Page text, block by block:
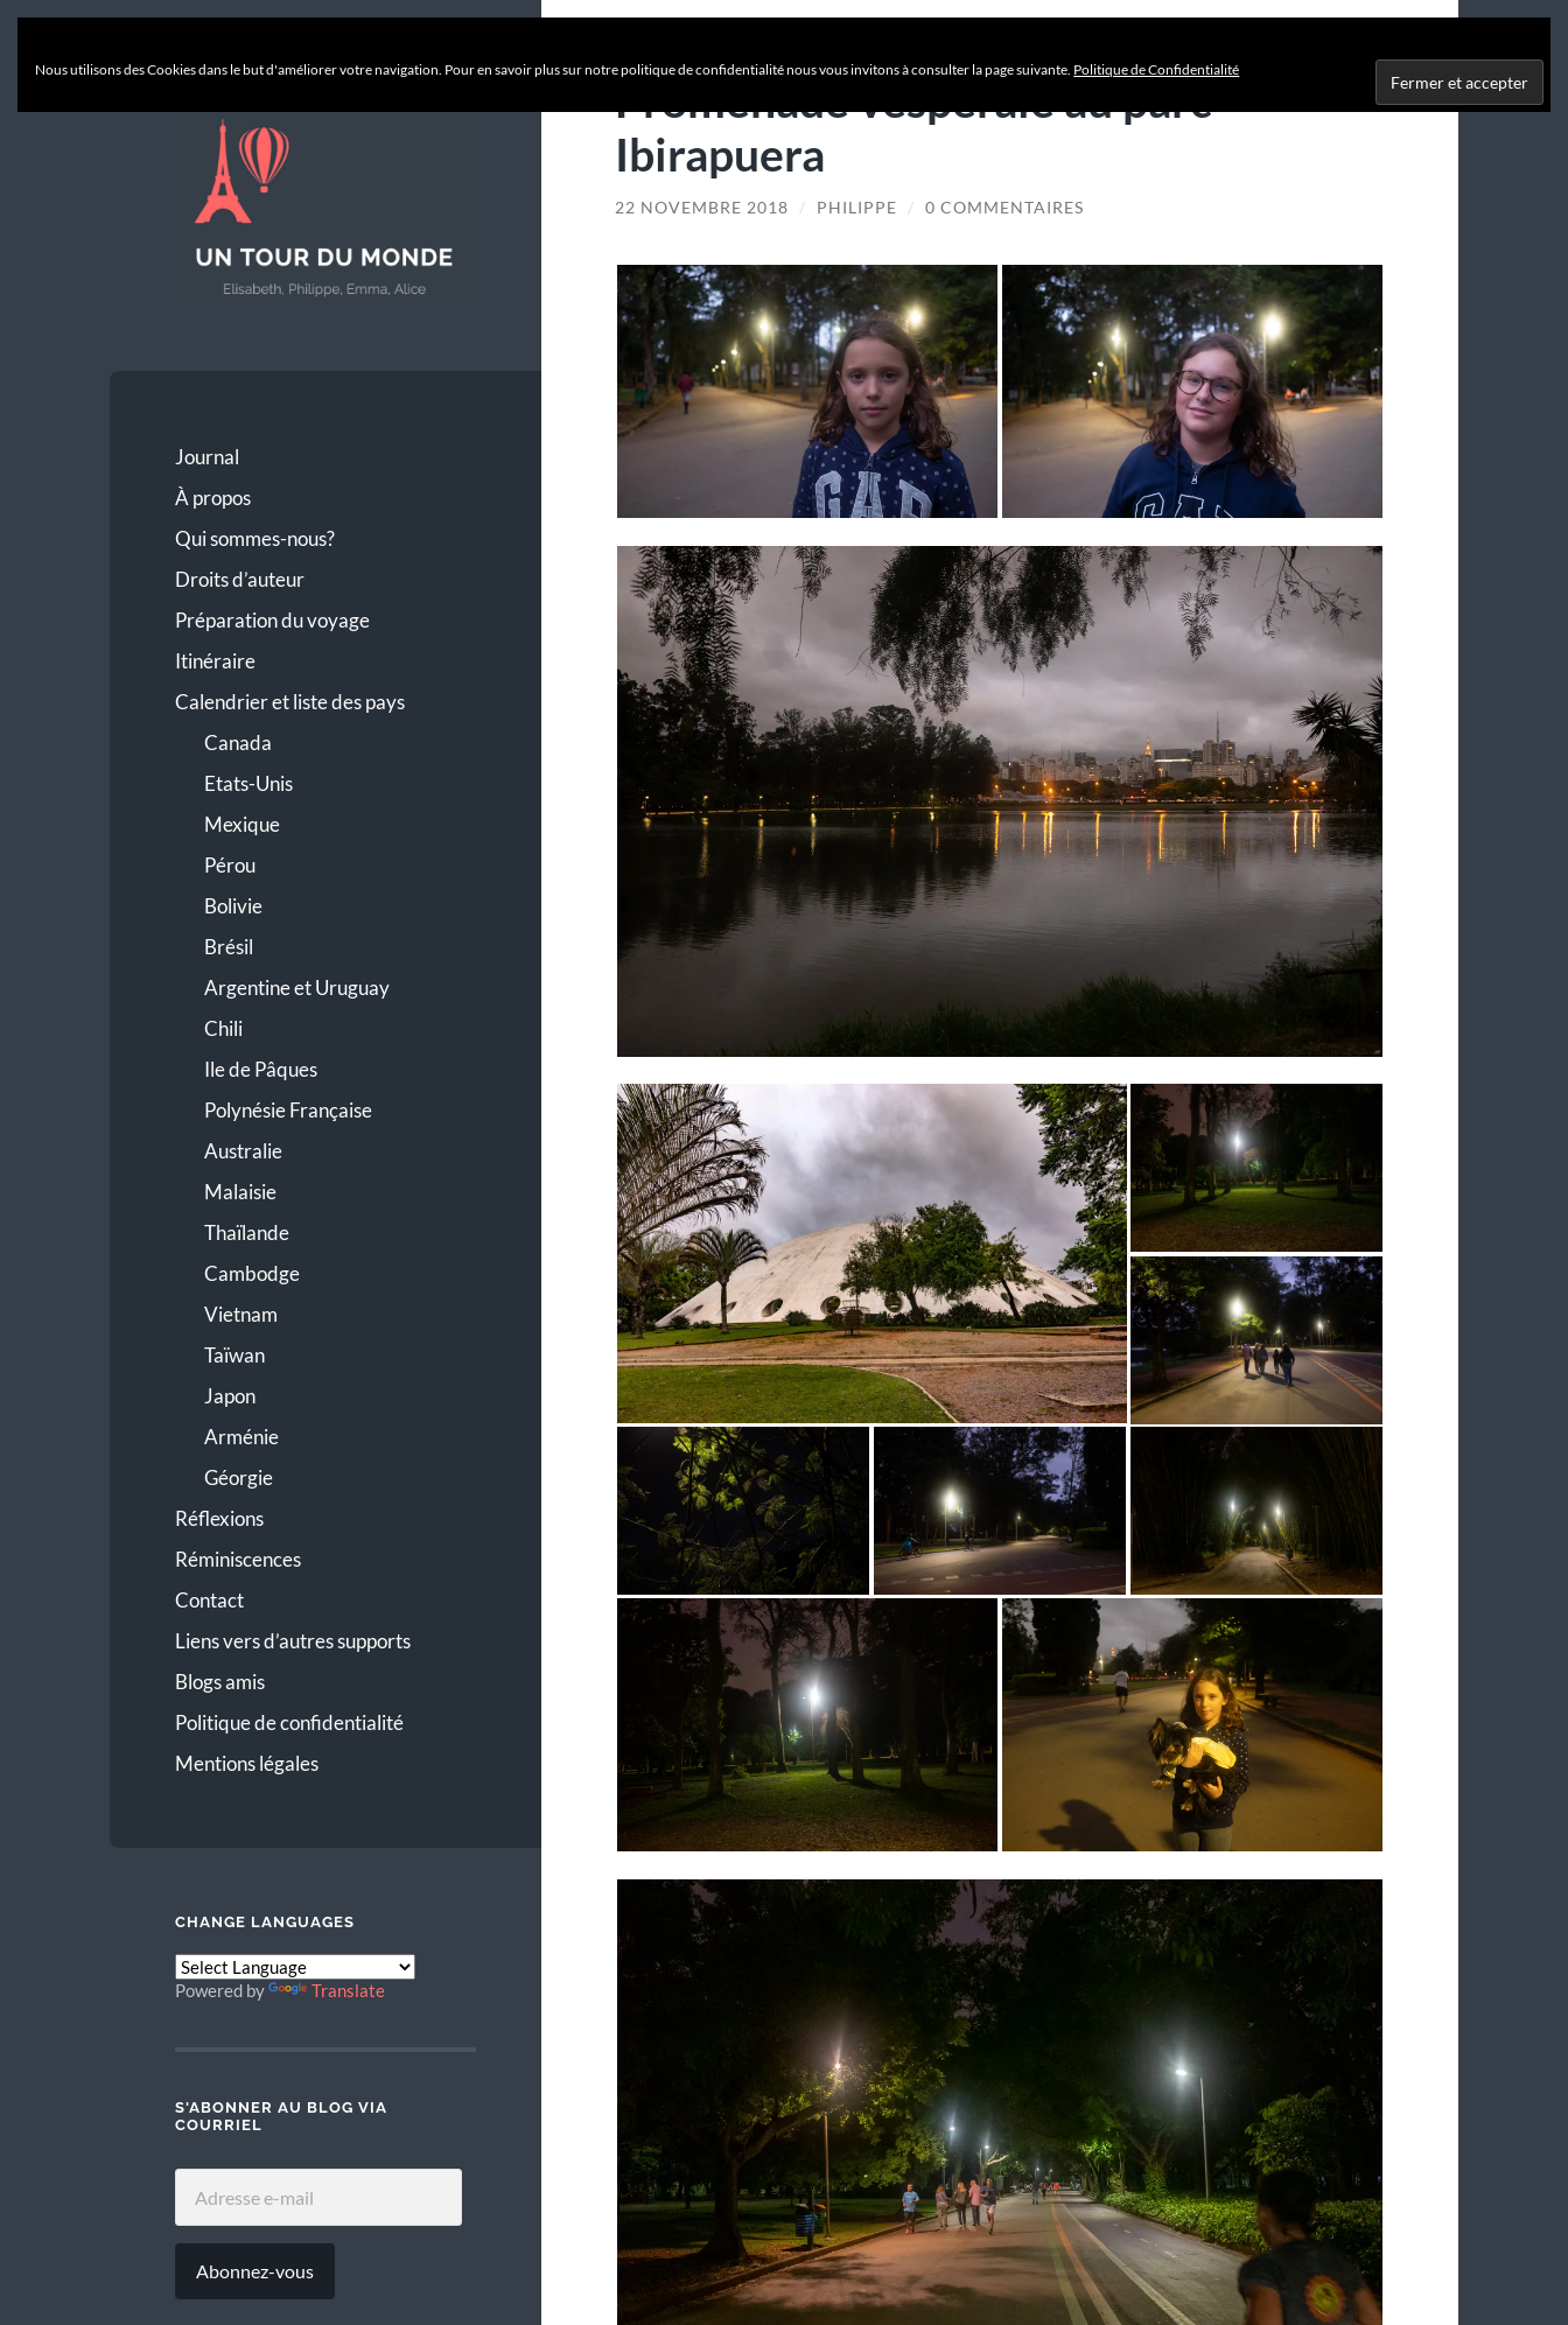
Journal
À propos
Qui sommes-nous?
Droits d’auteur
Préparation du voyage
Itinéraire
Calendrier et liste des pays
Canada
Etats-Unis
Mexique
Pérou
Bolivie
Brésil
Argentine et Uruguay
Chili
Ile de Pâques
Polynésie Française
Australie
Malaisie
Thaïlande
Cambodge
Vietnam
Taïwan
Japon
Arménie
Géorgie
Réflexions
Réminiscences
Contact
Liens vers d’autres supports
Blogs amis
Politique de confidentialité
Mentions légales
CHANGE LANGUAGES
Powered by Translate
S'ABONNER AU BLOG VIA
COURRIEL
MAIL
Abonnez-vous
Promenade vespérale au parc
Ibirapuera
22 NOVEMBRE 2018 / PHILIPPE / 0 COMMENTAIRES
Nous utilisons des Cookies dans le but d'améliorer votre navigation. Pour en savoir plus sur notre politique de confidentialité nous vous invitons à consulter la page suivante. Politique de Confidentialité